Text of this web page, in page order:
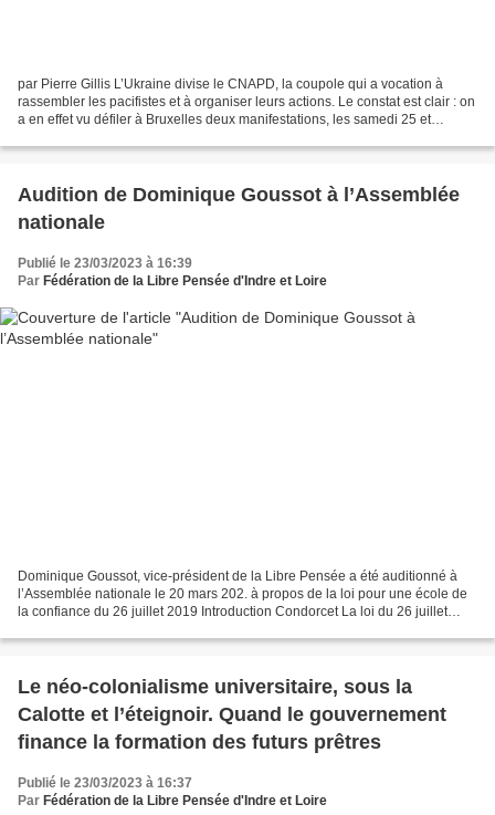
par Pierre Gillis L’Ukraine divise le CNAPD, la coupole qui a vocation à
rassembler les pacifistes et à organiser leurs actions. Le constat est clair : on
a en effet vu défiler à Bruxelles deux manifestations, les samedi 25 et
Audition de Dominique Goussot à l’Assemblée
nationale
Publié le 23/03/2023 à 16:39
Par Fédération de la Libre Pensée d'Indre et Loire
Dominique Goussot, vice-président de la Libre Pensée a été auditionné à
l’Assemblée nationale le 20 mars 202. à propos de la loi pour une école de
la confiance du 26 juillet 2019 Introduction Condorcet La loi du 26 juillet
Le néo-colonialisme universitaire, sous la
Calotte et l’éteignoir. Quand le gouvernement
finance la formation des futurs prêtres
Publié le 23/03/2023 à 16:37
Par Fédération de la Libre Pensée d'Indre et Loire